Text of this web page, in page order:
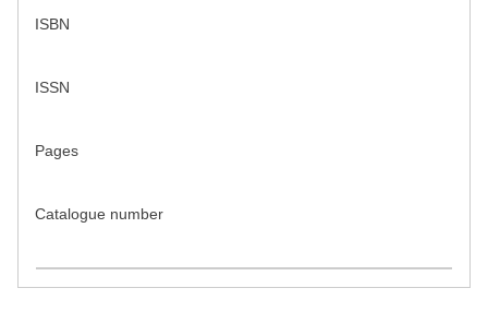
ISBN
ISSN
Pages
Catalogue number